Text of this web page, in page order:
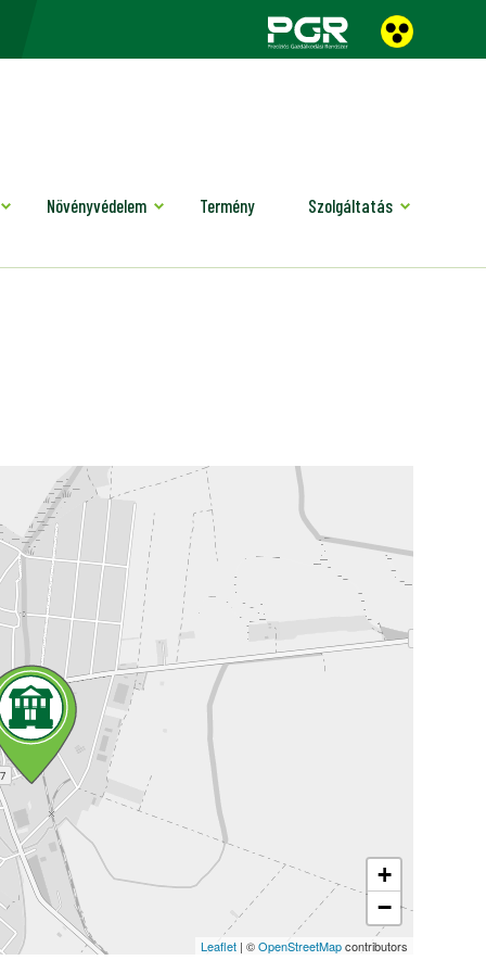
Növényvédelem Termény Szolgáltatás
+
−
Leaflet| ©OpenStreetMapcontributors